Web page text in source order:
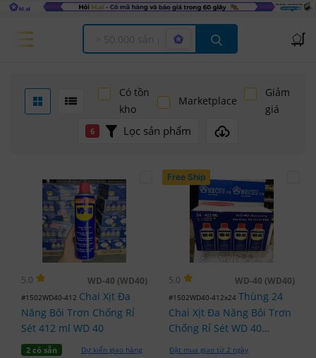
Offcanvas Menu Open
Có tồn
kho
Marketplace
Giảm
giá
6 Lọc sản phẩm
5.0 WD-40 (WD40)
#1502WD40-412 Chai Xịt Đa
Năng Bôi Trơn Chống Rỉ
Sét 412 ml WD 40
2 có sẵn Dự kiến giao hàng
Free Ship
5.0 WD-40 (WD40)
#1502WD40-412x24 Thùng 24
Chai Xịt Đa Năng Bôi Trơn
Chống Rỉ Sét WD 40
(412ml)
Đặt mua giao từ 2 ngày